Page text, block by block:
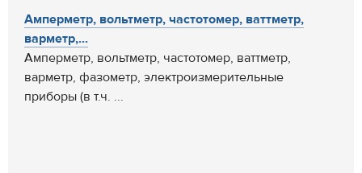
Амперметр, вольтметр, частотомер, ваттметр,
варметр,...
Амперметр, вольтметр, частотомер, ваттметр,
варметр, фазометр, электроизмерительные
приборы (в т.ч. ...